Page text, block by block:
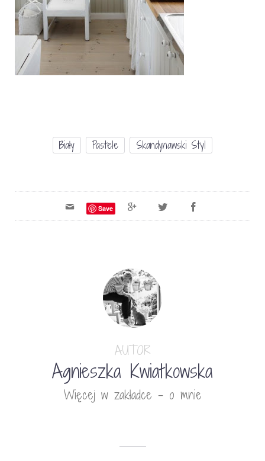
Biały Pastele Skandynawski Styl
Save
AUTOR
Agnieszka Kwiatkowska
Więcej w zakładce - o mnie